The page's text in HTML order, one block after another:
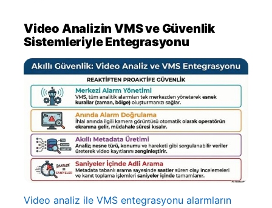
Video Analizin VMS ve Güvenlik
Sistemleriyle Entegrasyonu
Video analiz ile VMS entegrasyonu alarmların